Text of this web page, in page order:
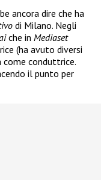
ancora dire che ha
di Milano. Negli
che in Mediaset
(ha avuto diversi
come conduttrice.
il punto per